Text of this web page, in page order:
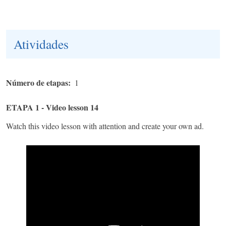
Atividades
Número de etapas 1
ETAPA 1 - Video lesson 14
Watch this video lesson with attention and create your own ad.